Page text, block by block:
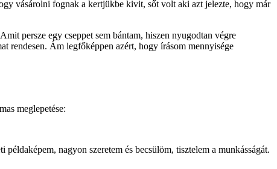
vásárolni fognak a kertjükbe kivit, sőt volt aki azt jelezte, hogy már
persze egy cseppet sem bántam, hiszen nyugodtan végre
rendesen. Ám legfőképpen azért, hogy írásom mennyisége
meglepetése:
nagyon szeretem és becsülöm, tisztelem a munkásságát.